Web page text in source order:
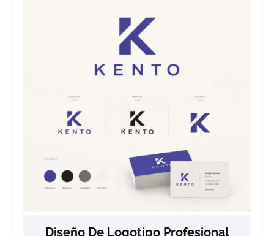
Diseño De Logotipo Profesional